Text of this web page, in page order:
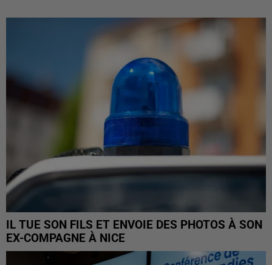
IL TUE SON FILS ET ENVOIE DES PHOTOS À SON
EX-COMPAGNE À NICE